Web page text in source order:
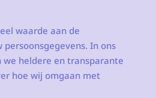
waarde aan de
persoonsgegevens. In ons
heldere en transparante
hoe wij omgaan met